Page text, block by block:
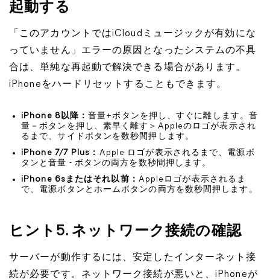
起動する
「このアカウントではiCloudミュージックが有効にな
っていません」エラーの原因となったシステムの不具
合は、単純な再起動で解決できる場合があります。
iPhoneをハードリセットすることもできます。
iPhone 8以降：音量+ボタンを押し、すぐに離します。音
量－ボタンを押し、素早く離す＞Appleのロゴが表示され
るまで、サイドボタンを数秒間押します。
iPhone 7/7 Plus： Apple ロゴが表示されるまで、電源ボ
タンと音量 - ボタンの両方を数秒間押します。
iPhone 6sまたはそれ以前： Appleロゴが表示されるま
で、電源ボタンとホームボタンの両方を数秒間押します。
ヒント5. ネットワーク接続の確認
サーバーが動作するには、安定したインターネット接
続が必要です。ネットワーク接続が悪いと、iPhoneが